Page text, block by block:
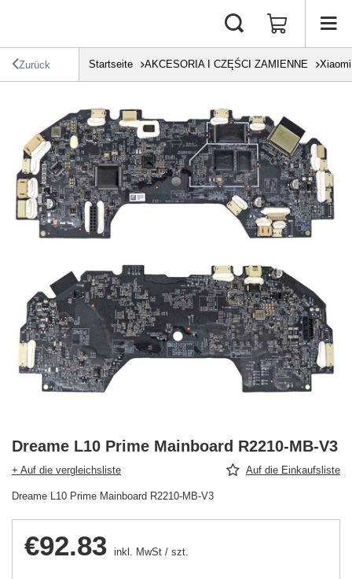
Zurück Startseite AKCESORIA I CZĘŚCI ZAMIENNE Xiaomi
Dreame L10 Prime Mainboard R2210-MB-V3
+ Auf die vergleichsliste Auf die Einkaufsliste
Dreame L10 Prime Mainboard R2210-MB-V3
€92.83 inkl. MwSt / szt.